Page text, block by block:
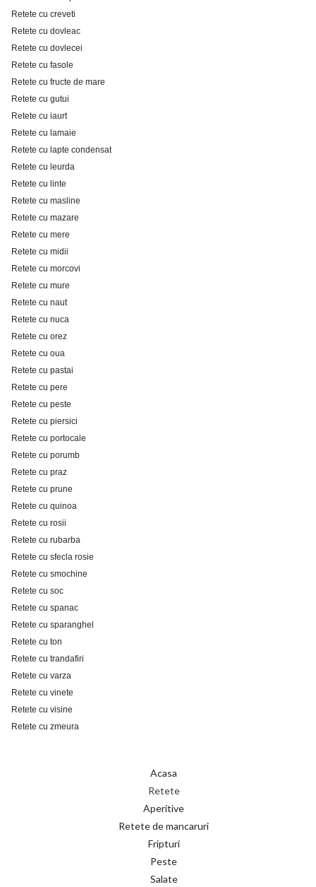
Retete cu creveti
Retete cu dovleac
Retete cu dovlecei
Retete cu fasole
Retete cu fructe de mare
Retete cu gutui
Retete cu iaurt
Retete cu lamaie
Retete cu lapte condensat
Retete cu leurda
Retete cu linte
Retete cu masline
Retete cu mazare
Retete cu mere
Retete cu midii
Retete cu morcovi
Retete cu mure
Retete cu naut
Retete cu nuca
Retete cu orez
Retete cu oua
Retete cu pastai
Retete cu pere
Retete cu peste
Retete cu piersici
Retete cu portocale
Retete cu porumb
Retete cu praz
Retete cu prune
Retete cu quinoa
Retete cu rosii
Retete cu rubarba
Retete cu sfecla rosie
Retete cu smochine
Retete cu soc
Retete cu spanac
Retete cu sparanghel
Retete cu ton
Retete cu trandafiri
Retete cu varza
Retete cu vinete
Retete cu visine
Retete cu zmeura
Acasa
Retete
Aperitive
Retete de mancaruri
Fripturi
Peste
Salate